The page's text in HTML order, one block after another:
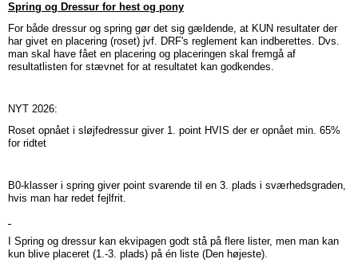
Spring og Dressur for hest og pony
For både dressur og spring gør det sig gældende, at KUN resultater der
har givet en placering (roset) jvf. DRF's reglement kan indberettes. Dvs.
man skal have fået en placering og placeringen skal fremgå af
resultatlisten for stævnet for at resultatet kan godkendes.
NYT 2026:
Roset opnået i sløjfedressur giver 1. point HVIS der er opnået min. 65%
for ridtet
B0-klasser i spring giver point svarende til en 3. plads i sværhedsgraden,
hvis man har redet fejlfrit.
I Spring og dressur kan ekvipagen godt stå på flere lister, men man kan
kun blive placeret (1.-3. plads) på én liste (Den højeste).